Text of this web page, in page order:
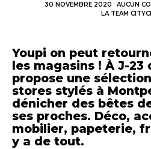
30 NOVEMBRE 2020 AUCUN
LA TEAM
Youpi on peut
les magasins ! À J-23
propose une
stores stylés à
dénicher des bêtes
ses proches. Déco,
mobilier, papeterie,
y a de tout.